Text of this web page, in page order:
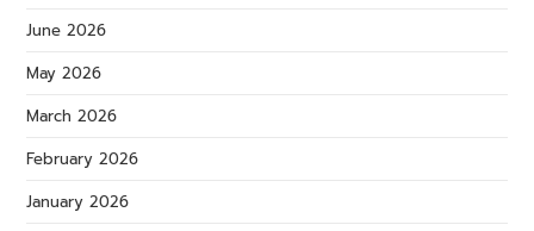
June 2026
May 2026
March 2026
February 2026
January 2026